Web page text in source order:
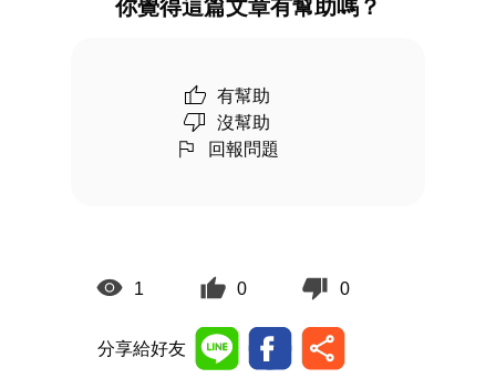
你覺得這篇文章有幫助嗎？
有幫助
沒幫助
回報問題
1 0 0
分享給好友